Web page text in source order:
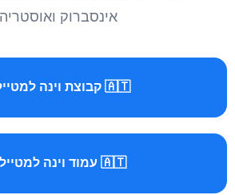
אינסברוק
🇦🇹 קבוצת וינה למטיילים
🇦🇹 עמוד וינה למטיילים